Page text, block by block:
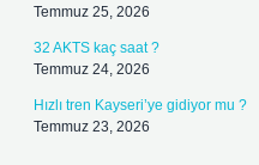
Temmuz 25, 2026
32 AKTS kaç saat ?
Temmuz 24, 2026
Hızlı tren Kayseri’ye gidiyor mu ?
Temmuz 23, 2026